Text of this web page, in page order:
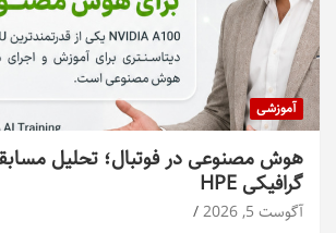
آموزشی
هوش مصنوعی در فوتبال؛ تحلیل
گرافیکی HPE
آگوست 5, 2026